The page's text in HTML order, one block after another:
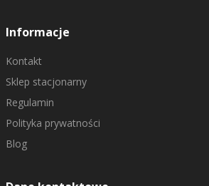
Informacje
Kontakt
Sklep stacjonarny
Regulamin
Polityka prywatności
Blog